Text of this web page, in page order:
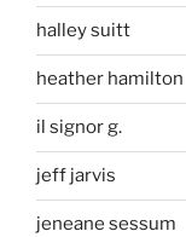
halley suitt
heather hamilton
il signor g.
jeff jarvis
jeneane sessum